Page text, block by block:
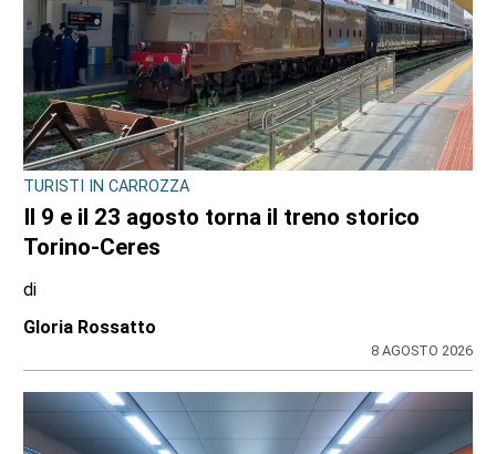
TURISTI IN CARROZZA
Il 9 e il 23 agosto torna il treno storico
Torino-Ceres
di
Gloria Rossatto
8 AGOSTO 2026